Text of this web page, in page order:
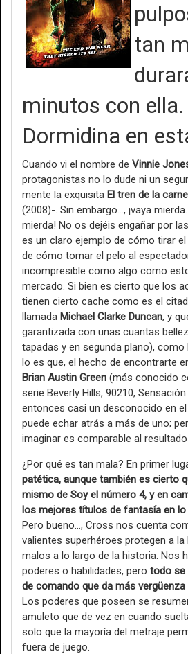
tan
minutos con ella.
Dormidina en
Cuando vi el nombre de Vinnie
protagonistas no lo dude ni un
mente la exquisita El tren de la
(2008)-. Sin embargo…, ¡vaya
mierda! No os dejéis engañar por
es un claro ejemplo de cómo tirar
de cómo tomar el pelo al
incompresible como algo como
mercado. Si bien es cierto que los
tienen cierto cache como es el
llamada Michael Clarke Duncan, y
garantizada con unas cuantas
tapadas y en segunda plano), como
lo es que, el hecho de encontrarte
Brian Austin Green (más conocido
serie Beverly Hills, 90210,
entonces casi un desconocido en
puede echar atrás a más de uno;
imaginar es comparable al
¿Por qué es tan mala? En primer
patética, aunque también es cierto
mismo de Soy el número 4, y en
los mejores títulos de fantasía en
Pero bueno…, Cross nos cuenta
valientes superhéroes protegen a la
malos a lo largo de la historia. Nos
poderes o habilidades, pero todo se
de comando que da más
Los poderes que poseen se
amuleto que de vez en cuando
solo que la mayoría del metraje
fuera de juego.